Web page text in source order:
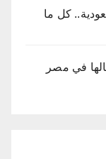
كل ما
في مصر